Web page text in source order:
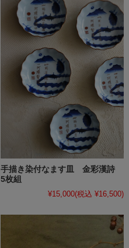
手描き染付なます皿 金彩漢詩
5枚組
¥15,000(税込 ¥16,500)